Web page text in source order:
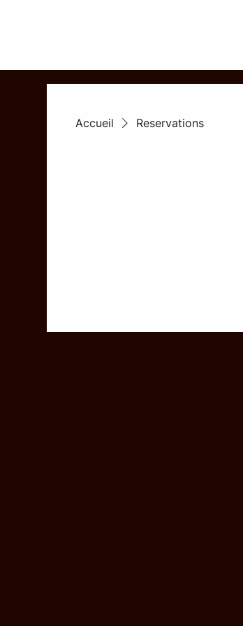
Accueil Reservations